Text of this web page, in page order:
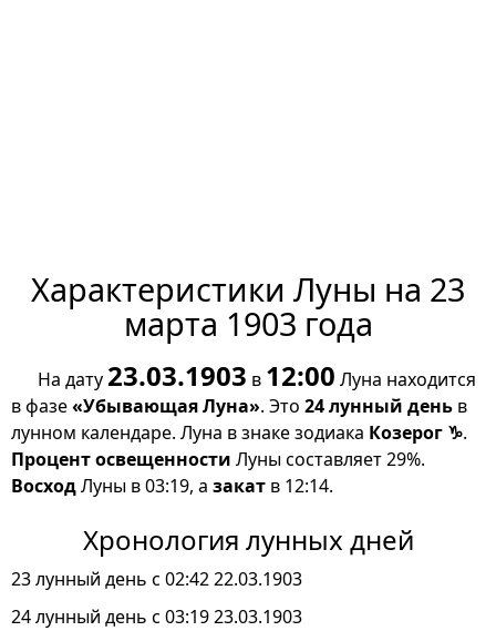
Характеристики Луны на 23
марта 1903 года
На дату 23.03.1903 в 12:00 Луна находится
в фазе«Убывающая Луна». Это 24 лунный день в
лунном календаре. Луна в знаке зодиака Козерог ♑.
Процент освещенности Луны составляет 29%.
ВосходЛуны в 03:19, а закат в 12:14.
Хронология лунных дней
23 лунный день с 02:42 22.03.1903
24 лунный день с 03:19 23.03.1903